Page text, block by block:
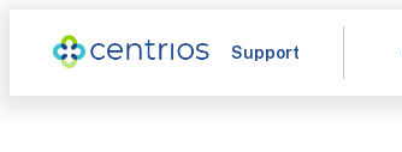
Support